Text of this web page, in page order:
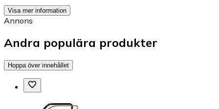
Visa mer information
Annons
Andra populära produkter
Hoppa över innehållet